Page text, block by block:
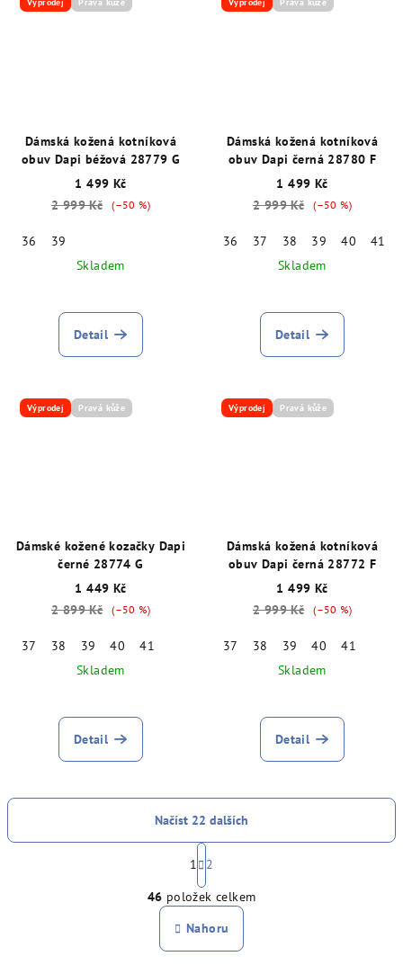
Výprodej Pravá kůže
Dámská kožená kotníková
obuv Dapi béžová 28779 G
1 499 Kč
2 999 Kč
(–50 %)
36
39
Skladem
Detail
Výprodej Pravá kůže
Dámská kožená kotníková
obuv Dapi černá 28780 F
1 499 Kč
2 999 Kč
(–50 %)
36 37 38 39 40
41
Skladem
Detail
Výprodej Pravá kůže
Dámské kožené kozačky Dapi
černé 28774 G
1 449 Kč
2 899 Kč
(–50 %)
37 38 39 40
41
Skladem
Detail
Výprodej Pravá kůže
Dámská kožená kotníková
obuv Dapi černá 28772 F
1 499 Kč
2 999 Kč
(–50 %)
37 38 39 40
41
Skladem
Detail
O
v
l
á
Načíst 22 dalších
S
t
r
á
n
k
o
1
2
46 položek celkem
Nahoru